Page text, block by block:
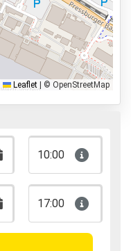
Leaflet © OpenStreetMap
10:00
17:00